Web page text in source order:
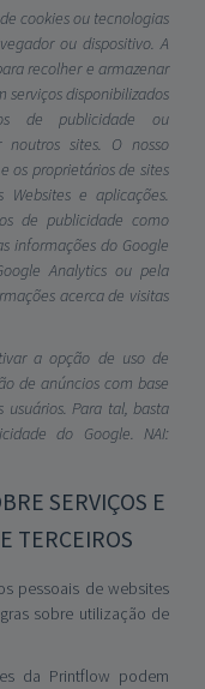
cookies ou tecnologias
ou dispositivo. A
recolher e armazenar
disponibilizados
de publicidade ou
noutros sites. O nosso
os proprietários de sites
e aplicações.
de publicidade como
informações do Google
Analytics ou pela
acerca de visitas
a opção de uso de
de anúncios com base
Para tal, basta
do Google. NAI:
SERVIÇOS E
TERCEIROS
pessoais de websites
sobre utilização de
da Printflow podem